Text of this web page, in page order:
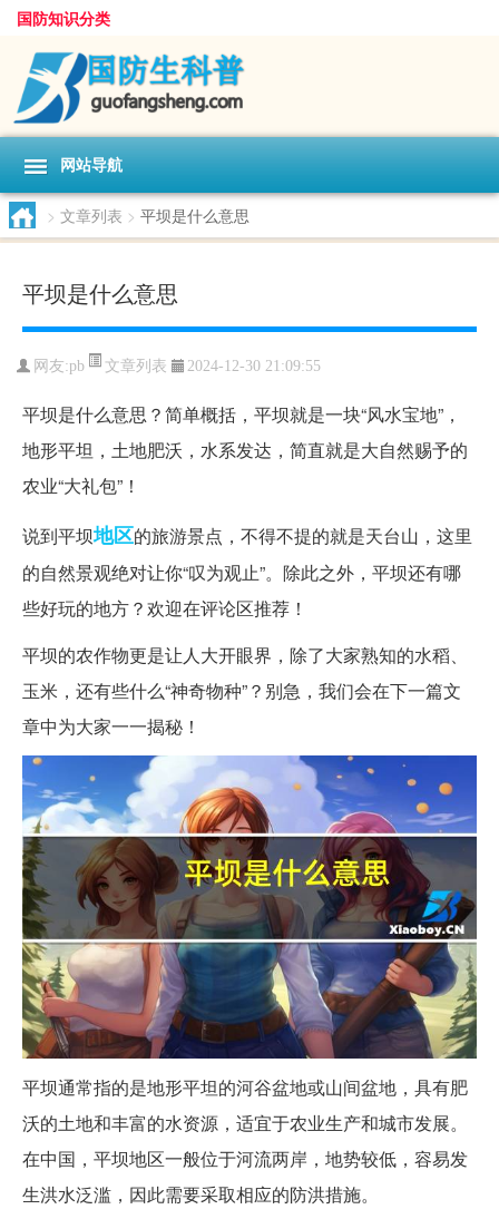
国防知识分类
网站导航
> 文章列表 > 平坝是什么意思
平坝是什么意思
网友:pb 文章列表 2024-12-30 21:09:55
平坝是什么意思？简单概括，平坝就是一块“风水宝地”，
地形平坦，土地肥沃，水系发达，简直就是大自然赐予的
农业“大礼包”！
说到平坝地区的旅游景点，不得不提的就是天台山，这里
的自然景观绝对让你“叹为观止”。除此之外，平坝还有哪
些好玩的地方？欢迎在评论区推荐！
平坝的农作物更是让人大开眼界，除了大家熟知的水稻、
玉米，还有些什么“神奇物种”？别急，我们会在下一篇文
章中为大家一一揭秘！
平坝通常指的是地形平坦的河谷盆地或山间盆地，具有肥
沃的土地和丰富的水资源，适宜于农业生产和城市发展。
在中国，平坝地区一般位于河流两岸，地势较低，容易发
生洪水泛滥，因此需要采取相应的防洪措施。